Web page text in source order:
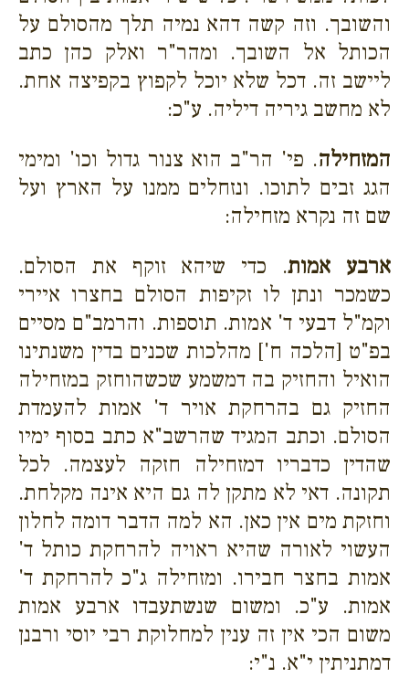
והשובך. וזה קשה דהא נמיה תלך מהסולם על
הכותל אל השובך. ומהר"ר ואלק כהן כתב
ליישב זה. דכל שלא יוכל לקפוץ בקפיצה אחת.
לא מחשב גיריה דיליה. ע"כ:
המזחילה. פי' הר"ב הוא צנור גדול וכו' ומימי
הגג זבים לתוכו. ונזחלים ממנו על הארץ ועל
שם זה נקרא מזחילה:
ארבע אמות. כדי שיהא זוקף את הסולם.
כשמכר ונתן לו זקיפות הסולם בחצרו איירי
וקמ"ל דבעי ד' אמות. תוספות. והרמב"ם מסיים
בפ"ט [הלכה ח'] מהלכות שכנים בדין משנתינו
הואיל והחזיק בה דמשמע שכשהוחזק במזחילה
החזיק גם בהרחקת אויר ד' אמות להעמדת
הסולם. וכתב המגיד שהרשב"א כתב בסוף ימיו
שהדין כדבריו דמזחילה חזקה לעצמה. לכל
תקונה. דאי לא מתקן לה גם היא אינה מקלחת.
וחזקת מים אין כאן. הא למה הדבר דומה לחלון
העשוי לאורה שהיא ראויה להרחקת כותל ד'
אמות בחצר חבירו. ומזחילה ג"כ להרחקת ד'
אמות. ע"כ. ומשום שנשתעבדו ארבע אמות
משום הכי אין זה ענין למחלוקת רבי יוסי ורבנן
דמתניתין י"א. נ"י: